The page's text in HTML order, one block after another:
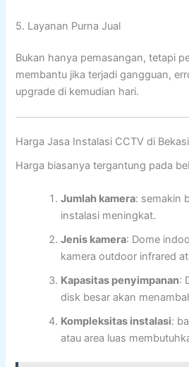
5. Layanan Purna Jual
Bukan hanya pemasangan, tetapi
membantu jika terjadi gangguan,
upgrade di kemudian hari.
Harga Jasa Instalasi CCTV di Bekasi
Harga biasanya tergantung pada
Jumlah kamera: semakin
instalasi meningkat.
Jenis kamera: Dome
kamera outdoor infrared
Kapasitas penyimpanan:
disk besar akan
Kompleksitas instalasi:
atau area luas